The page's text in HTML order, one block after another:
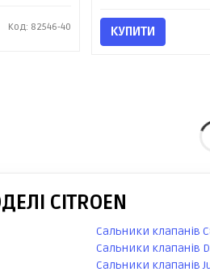
Код: 82546-40 КУПИТИ
CITROEN
Сальники клапанів
Сальники клапанів
Сальники клапанів